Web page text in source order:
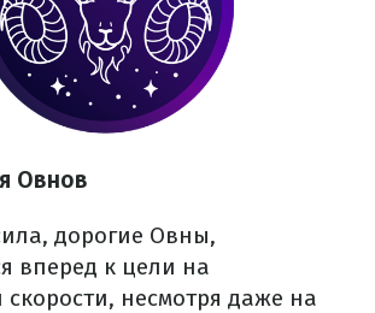
Овнов
дорогие Овны,
вперед к цели на
скорости, несмотря даже на